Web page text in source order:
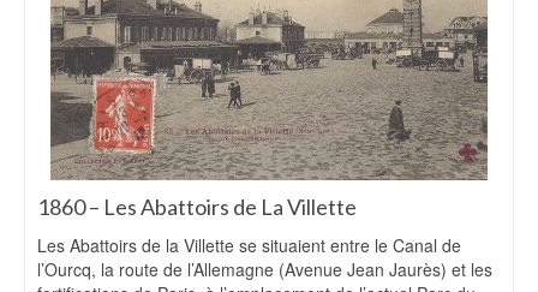
1860 – Les Abattoirs de La Villette
Les Abattoirs de la Villette se situaient entre le Canal de
l’Ourcq, la route de l’Allemagne (Avenue Jean Jaurès) et les